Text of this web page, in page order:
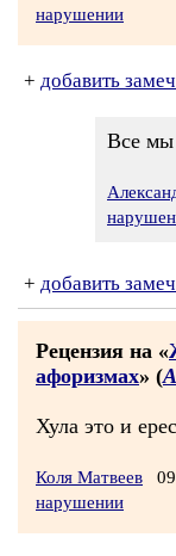
нарушении
+ добавить
Все
+ добавить
Рецензия на «
афоризмах» (
Хула это и
Коля Матвеев
нарушении